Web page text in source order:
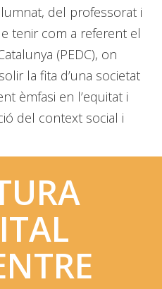
del professorat i
tenir com a referent el
(PEDC), on
la fita d’una societat
èmfasi en l’equitat i
del context social i